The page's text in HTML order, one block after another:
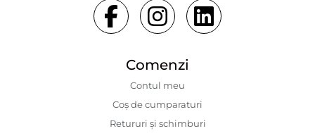
Comenzi
Contul meu
Coș de cumparaturi
Retururi și schimburi